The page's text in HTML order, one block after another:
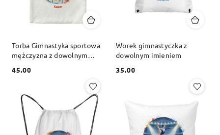
Torba Gimnastyka sportowa
mężczyzna z dowolnym
Cena:
45.00
Worek gimnastyczka z
dowolnym imieniem
Cena:
35.00